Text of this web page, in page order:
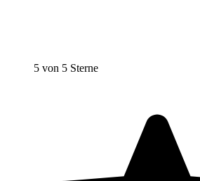
5 von 5 Sterne